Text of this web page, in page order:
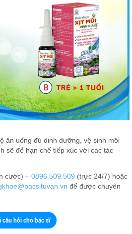
ăn uống đủ dinh dưỡng, vệ sinh môi
sẽ để hạn chế tiếp xúc với các tác
cước) – 0896.509.509 (trực 24/7) hoặc
để được chuyên
câu hỏi cho bác sĩ